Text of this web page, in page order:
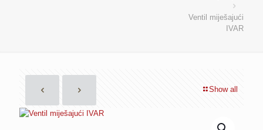
Ventil miješajući
IVAR
Show all